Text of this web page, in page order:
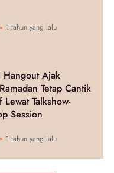
1 tahun yang lalu
Hangout Ajak
Tetap Cantik
Talkshow-
Session
1 tahun yang lalu